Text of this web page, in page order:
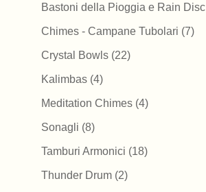
prodotti
Bastoni della Pioggia e Rain Disc
Chimes - Campane Tubolari 77
Crystal Bowls 2222
Kalimbas 44
prodotti
Meditation Chimes 44
Sonagli 88
prodotti
Tamburi Armonici 1818
Thunder Drum 22